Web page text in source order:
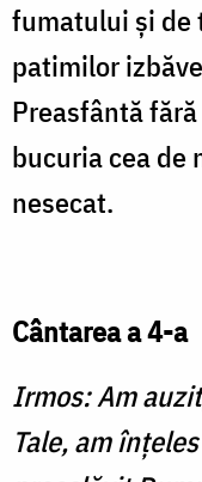
fumatului și
patimilor
Preasfântă
bucuria cea de
nesecat.
Cântarea a 4-a
Irmos:Am
Tale, am